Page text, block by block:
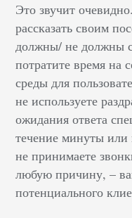
Это звучит
рассказать своим
должны/ не должны
потратите время на
среды для
не используете
ожидания ответа
течение минуты
не принимаете
любую причину, –
потенциального